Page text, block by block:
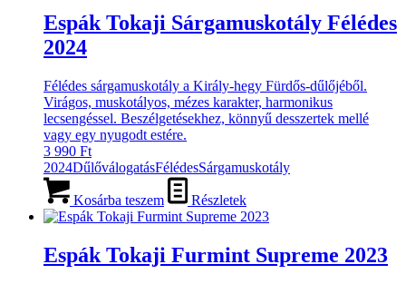
Espák Tokaji Sárgamuskotály Félédes
2024
Félédes sárgamuskotály a Király-hegy Fürdős-dűlőjéből.
Virágos, muskotályos, mézes karakter, harmonikus
lecsengéssel. Beszélgetésekhez, könnyű desszertek mellé
vagy egy nyugodt estére.
3 990 Ft
2024DűlőválogatásFélédesSárgamuskotály
Kosárba teszem Részletek
Espák Tokaji Furmint Supreme 2023